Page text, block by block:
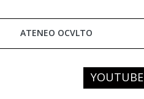
ATENEO OCVLTO
YOUTUBE